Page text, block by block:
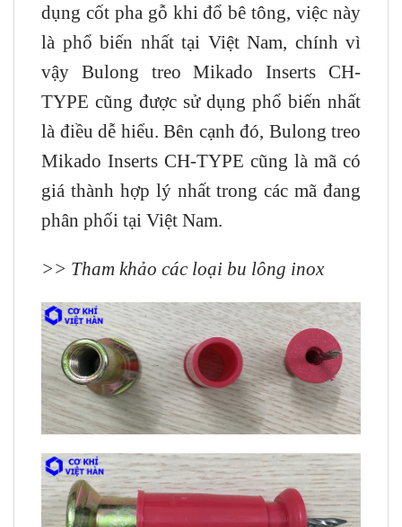
dụng cốt pha gỗ khi đổ bê tông, việc này
là phổ biến nhất tại Việt Nam, chính vì
vậy Bulong treo Mikado Inserts CH-
TYPE cũng được sử dụng phổ biến nhất
là điều dễ hiểu. Bên cạnh đó, Bulong treo
Mikado Inserts CH-TYPE cũng là mã có
giá thành hợp lý nhất trong các mã đang
phân phối tại Việt Nam.
>> Tham khảo các loại bu lông inox